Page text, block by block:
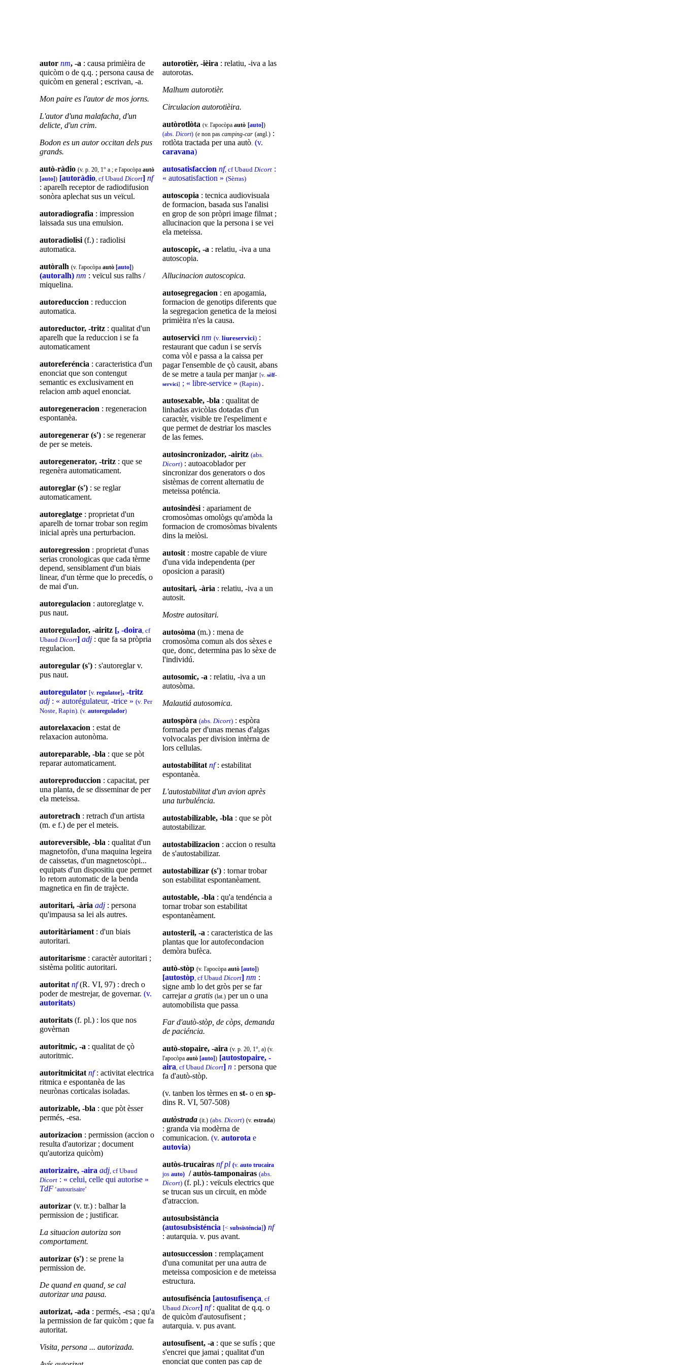
autor nm, -a : causa primièira de
quicòm o de q.q. ; persona causa de
quicòm en general ; escrivan, -a.
Mon paire es l'autorde mos jorns.
L'autor d'una malafacha, d'un
delicte, d'un crim.
Bodon es un autor occitan dels pus
grands.
autò-ràdio (v. p. 20, 1° a ; e l'apocòpa autò
[auto]) [autoràdio, cf Ubaud Dicort] nf
: aparelh receptor de radiodifusion
sonòra aplechat sus un veïcul.
autoradiografia : impression
laissada sus una emulsion.
autoradiolisi (f.) : radiolisi
automatica.
autòralh (v. l'apocòpa autò [auto])
(autoralh) nm : veïcul sus ralhs /
miquelina.
autoreduccion : reduccion
automatica.
autoreductor, -tritz : qualitat d'un
aparelh que la reduccion i se fa
automaticament
autoreferéncia : caracteristica d'un
enonciat que son contengut
semantic es exclusivament en
relacion amb aquel enonciat.
autoregeneracion : regeneracion
espontanèa.
autoregenerar (s') : se regenerar
de per se meteis.
autoregenerator, -tritz : que se
regenèra automaticament.
autoreglar (s') : se reglar
automaticament.
autoreglatge : proprietat d'un
aparelh de tornar trobar son regim
inicial après una perturbacion.
autoregression : proprietat d'unas
serias cronologicas que cada tèrme
depend, sensiblament d'un biais
linear, d'un tèrme que lo precedís, o
de mai d'un.
autoregulacion : autoreglatge v.
pus naut.
autoregulador, -airitz [, -doira, cf
Ubaud Dicort] adj : que fa sa pròpria
regulacion.
autoregular (s') : s'autoreglar v.
pus naut.
autoregulator [v. regulator], -tritz
adj : « autorégulateur, -trice » (v. Per
Noste, Rapin). (v. autoregulador)
autorelaxacion : estat de
relaxacion autonòma.
autoreparable, -bla : que se pòt
reparar automaticament.
autoreproduccion : capacitat, per
una planta, de se disseminar de per
ela meteissa.
autoretrach : retrach d'un artista
(m. e f.) de per el meteis.
autoreversible, -bla : qualitat d'un
magnetofòn, d'una maquina legeira
de caissetas, d'un magnetoscòpi...
equipats d'un dispositiu que permet
lo retorn automatic de la benda
magnetica en fin de trajècte.
autoritari, -ària adj : persona
qu'impausa sa lei als autres.
autoritàriament : d'un biais
autoritari.
autoritarisme : caractèr autoritari ;
sistèma politic autoritari.
autoritat nf(R. VI, 97) : drech o
poder de mestrejar, de governar. (v.
autoritats)
autoritats (f. pl.) : los que nos
govèrnan
autoritmic, -a : qualitat de çò
autoritmic.
autoritmicitat nf: activitat electrica
ritmica e espontanèa de las
neurònas corticalas isoladas.
autorizable, -bla : que pòt èsser
permés, -esa.
autorizacion : permission (accion o
resulta d'autorizar ; document
qu'autoriza quicòm)
autorizaire, -aira adj, cf Ubaud
Dicort : « celui, celle qui autorise »
TdF ‘autourisaire’
autorizar (v. tr.) : balhar la
permission de ; justificar.
La situacion autoriza son
comportament.
autorizar (s') : se prene la
permission de.
De quand en quand, se cal
autorizar una pausa.
autorizat, -ada : permés, -esa ; qu'a
la permission de far quicòm ; que fa
autoritat.
Visita, persona ... autorizada.
autorotièr, -ièira : relatiu, -iva a las
autorotas.
Malhum autorotièr.
Circulacion autorotièira.
autòrotlòta (v. l'apocòpa autò [auto])
(abs. Dicort) (e non pas camping-car (angl.) :
rotlòta tractada per una autò. (v.
caravana)
autosatisfaccion nf, cf Ubaud Dicort :
« autosatisfaction » (Sèrras)
autoscopia : tecnica audiovisuala
de formacion, basada sus l'analisi
en grop de son pròpri image filmat ;
allucinacion que la persona i se vei
ela meteissa.
autoscopic, -a : relatiu, -iva a una
autoscopia.
Allucinacion autoscopica.
autosegregacion : en apogamia,
formacion de genotips diferents que
la segregacion genetica de la meiosi
primièira n'es la causa.
autoservici nm (v. liureservici) :
restaurant que cadun i se servís
coma vòl e passa a la caissa per
pagar l'ensemble de çò causit, abans
de se metre a taula per manjar [v. sèlf-
servici] ; « libre-service » (Rapin) .
autosexable, -bla : qualitat de
linhadas avicòlas dotadas d'un
caractèr, visible tre l'espeliment e
que permet de destriar los mascles
de las femes.
autosincronizador, -airitz (abs.
Dicort) : autoacoblador per
sincronizar dos generators o dos
sistèmas de corrent alternatiu de
meteissa poténcia.
autosindèsi : apariament de
cromosòmas omològs qu'amòda la
formacion de cromosòmas bivalents
dins la meiòsi.
autosit : mostre capable de viure
d'una vida independenta (per
oposicion a parasit)
autositari, -ària : relatiu, -iva a un
autosit.
Mostre autositari.
autosòma (m.) : mena de
cromosòma comun als dos sèxes e
que, donc, determina pas lo sèxe de
l'individú.
autosomic, -a : relatiu, -iva a un
autosòma.
Malautiá autosomica.
autospòra (abs. Dicort) : espòra
formada per d'unas menas d'algas
volvocalas per division intèrna de
lors cellulas.
autostabilitat nf: estabilitat
espontanèa.
L'autostabilitat d'un avion après
una turbuléncia.
autostabilizable, -bla : que se pòt
autostabilizar.
autostabilizacion : accion o resulta
de s'autostabilizar.
autostabilizar (s') : tornar trobar
son estabilitat espontanèament.
autostable, -bla : qu'a tendéncia a
tornar trobar son estabilitat
espontanèament.
autosteril, -a : caracteristica de las
plantas que lor autofecondacion
demòra bufèca.
autò-stòp (v. l'apocòpa autò [auto])
[autostòp, cf Ubaud Dicort] nm :
signe amb lo det gròs per se far
carrejara gratis (lat.) per un o una
automobilista que passa.
Far d'autò-stòp, de còps, demanda
de paciéncia.
autò-stopaire, -aira (v. p. 20, 1°, a) (v.
l'apocòpa autò [auto]) [autostopaire, -
aira, cf Ubaud Dicort] n : persona que
fa d'autò-stòp.
(v. tanben los tèrmes en st- o en sp-
dins R. VI, 507-508)
autòstrada (it.) (abs. Dicort) (v. estrada)
: granda via modèrna de
comunicacion. (v. autorota e
autovia)
autòs-trucairas nf pl (v. auto trucaira
jos auto) / autòs-tamponairas (abs.
Dicort) (f. pl.) : veïculs electrics que
se trucan sus un circuit, en mòde
d'atraccion.
autosubsistància
(autosubsisténcia [< subsisténcia]) nf
: autarquia. v. pus avant.
autosuccession : remplaçament
d'una comunitat per una autra de
meteissa composicion e de meteissa
estructura.
autosufiséncia [autosufisença, cf
Ubaud Dicort] nf: qualitat de q.q. o
de quicòm d'autosufisent ;
autarquia. v. pus avant.
autosufisent, -a : que se sufís ; que
s'encrei que jamai ; qualitat d'un
enonciat que conten pas cap de